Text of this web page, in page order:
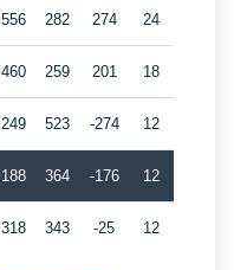
556 282 274 24
460 259 201 18
249 523 -274 12
188 364 -176 12
318 343 -25 12